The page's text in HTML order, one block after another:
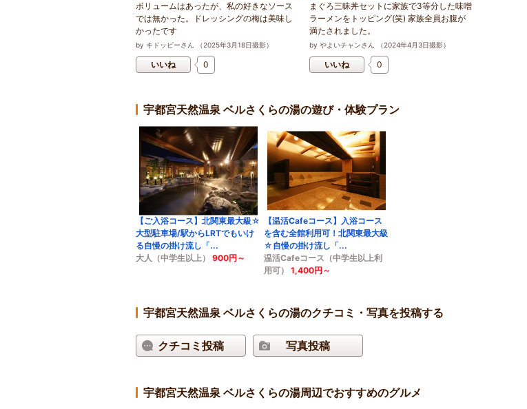
ボリュームはあったが、私の好きなソース
では無かった。ドレッシングの梅は美味し
かったです
by キドッピーさん （2025年3月18日撮影）
いいね 0
まぐろ三昧丼セットに家族で3等分した味噌
ラーメンをトッピング(笑) 家族全員お腹が
満たされました。
by やよいチャンさん （2024年4月3日撮影）
いいね 0
宇都宮天然温泉 ベルさくらの湯の遊び・体験プラン
【ご入浴コース】北関東最大級☆
大型駐車場/駅からLRTでもいけ
る自慢の掛け流し「...
大人（中学生以上）
900円～
【温活Cafeコース】入浴コース
を含む全館利用可！北関東最大級
☆自慢の掛け流し「...
温活Cafeコース（中学生以上利
用可）
1,400円～
宇都宮天然温泉 ベルさくらの湯のクチコミ・写真を投稿する
クチコミ投稿 写真投稿
宇都宮天然温泉 ベルさくらの湯周辺でおすすめのグルメ